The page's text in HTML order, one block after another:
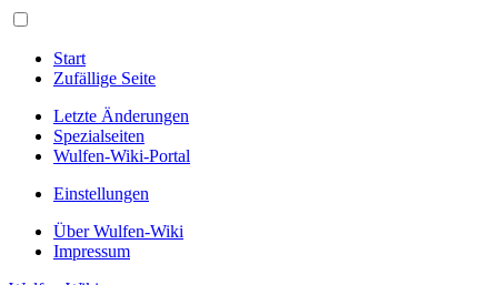
Start
Zufällige Seite
Letzte Änderungen
Spezialseiten
Wulfen-Wiki-Portal
Einstellungen
Über Wulfen-Wiki
Impressum